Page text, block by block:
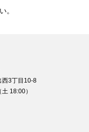
。
3丁目10-8
18:00）